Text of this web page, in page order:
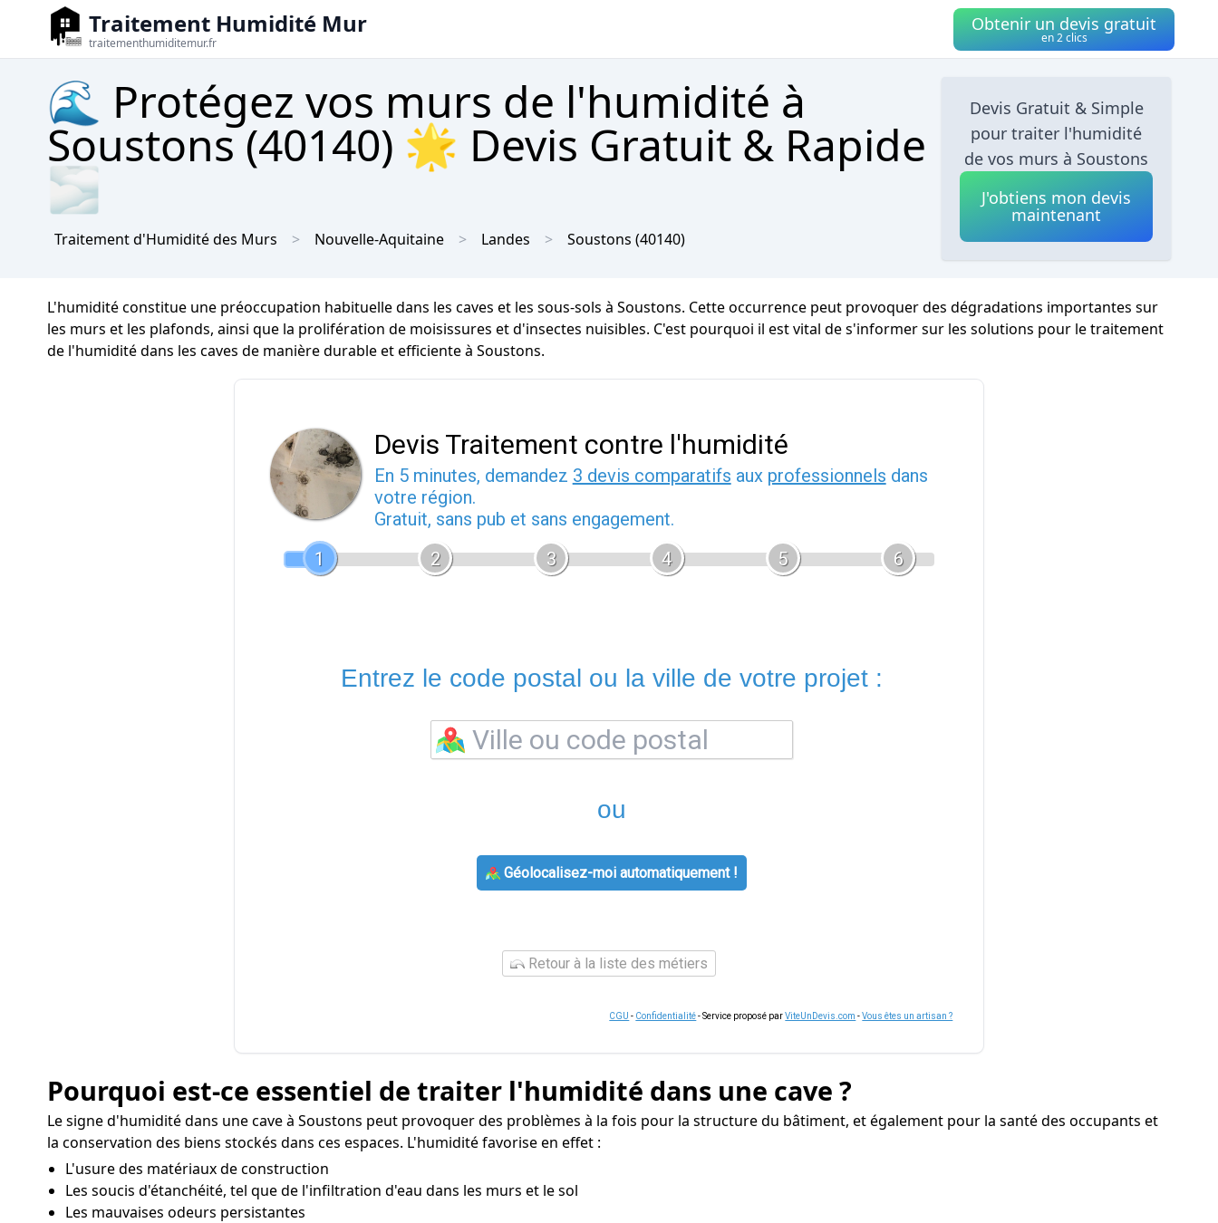
Traitement Humidité Mur
traitementhumiditemur.fr
Obtenir un devis gratuit
en 2 clics
🌊 Protégez vos murs de l'humidité à
Soustons (40140) 🌟 Devis Gratuit & Rapide
🌫
Traitement d'Humidité des Murs Nouvelle-Aquitaine Landes Soustons (40140)
Devis Gratuit & Simple
pour traiter l'humidité
de vos murs à Soustons
J'obtiens mon devis
maintenant
L'humidité constitue une préoccupation habituelle dans les caves et les sous-sols à Soustons. Cette occurrence peut provoquer des dégradations importantes sur
les murs et les plafonds, ainsi que la prolifération de moisissures et d'insectes nuisibles. C'est pourquoi il est vital de s'informer sur les solutions pour le traitement
de l'humidité dans les caves de manière durable et efficiente à Soustons.
Devis Traitement contre l'humidité
En 5 minutes, demandez 3 devis comparatifs aux professionnels dans
votre région.
Gratuit, sans pub et sans engagement.
1
2 3 4 5 6
Entrez le code postal ou la ville de votre projet :
ou
Géolocalisez-moi automatiquement !
Retour à la liste des métiers
CGU - Confidentialité- Service proposé parViteUnDevis.com -Vous êtes un artisan ?
Pourquoi est-ce essentiel de traiter l'humidité dans une cave ?
Le signe d'humidité dans une cave à Soustons peut provoquer des problèmes à la fois pour la structure du bâtiment, et également pour la santé des occupants et
la conservation des biens stockés dans ces espaces. L'humidité favorise en effet :
L'usure des matériaux de construction
Les soucis d'étanchéité, tel que de l'infiltration d'eau dans les murs et le sol
Les mauvaises odeurs persistantes